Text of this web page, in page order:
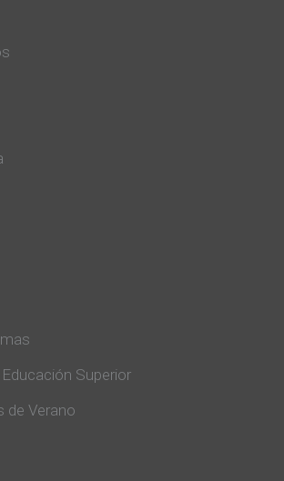
Superior
de Verano